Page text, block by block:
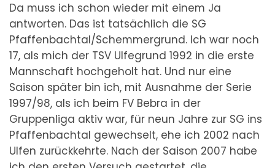
Da muss ich schon wieder mit einem Ja
antworten. Das ist tatsächlich die SG
Pfaffenbachtal/Schemmergrund. Ich war noch
17, als mich der TSV Ulfegrund 1992 in die erste
Mannschaft hochgeholt hat. Und nur eine
Saison später bin ich, mit Ausnahme der Serie
1997/98, als ich beim FV Bebra in der
Gruppenliga aktiv war, für neun Jahre zur SG ins
Pfaffenbachtal gewechselt, ehe ich 2002 nach
Ulfen zurückkehrte. Nach der Saison 2007 habe